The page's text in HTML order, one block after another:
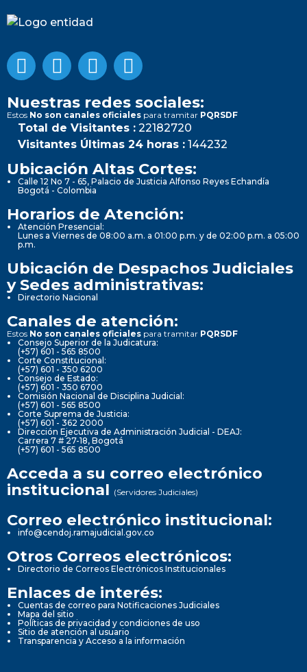
Nuestras redes sociales:
Estos No son canales oficiales para tramitar PQRSDF
Total de Visitantes : 22182720
Visitantes Últimas 24 horas : 144232
Ubicación Altas Cortes:
Calle 12 No 7 - 65, Palacio de Justicia Alfonso Reyes Echandía
Bogotá - Colombia
Horarios de Atención:
Atención Presencial:
Lunes a Viernes de 08:00 a.m. a 01:00 p.m. y de 02:00 p.m. a 05:00
p.m.
Ubicación de Despachos Judiciales
y Sedes administrativas:
Directorio Nacional
Canales de atención:
Estos No son canales oficiales para tramitar PQRSDF
Consejo Superior de la Judicatura:
(+57) 601 - 565 8500
Corte Constitucional:
(+57) 601 - 350 6200
Consejo de Estado:
(+57) 601 - 350 6700
Comisión Nacional de Disciplina Judicial:
(+57) 601 - 565 8500
Corte Suprema de Justicia:
(+57) 601 - 362 2000
Dirección Ejecutiva de Administración Judicial - DEAJ:
Carrera 7 # 27-18, Bogotá
(+57) 601 - 565 8500
Acceda a su correo electrónico
institucional (Servidores Judiciales)
Correo electrónico institucional:
info@cendoj.ramajudicial.gov.co
Otros Correos electrónicos:
Directorio de Correos Electrónicos Institucionales
Enlaces de interés:
Cuentas de correo para Notificaciones Judiciales
Mapa del sitio
Políticas de privacidad y condiciones de uso
Sitio de atención al usuario
Transparencia y Acceso a la información